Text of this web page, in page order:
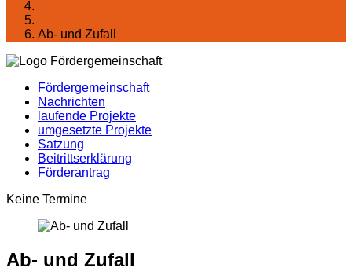
Ab- und Zufall
Fördergemeinschaft
Nachrichten
laufende Projekte
umgesetzte Projekte
Satzung
Beitrittserklärung
Förderantrag
Keine Termine
Ab- und Zufall